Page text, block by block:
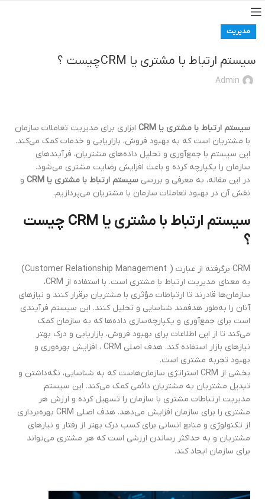
مدیریت
سیستم ارتباط با مشتری یا CRMچیست ؟
Admin
سیستم ارتباط با مشتری یا CRM
ابزاری برای مدیریت تعاملات سازمان
با مشتریان است که به بهبود فروش، بازاریابی و خدمات کمک می‌کند.
این سیستم با جمع‌آوری و تحلیل داده‌های مشتریان، فرآیندهای
سازمان را یکپارچه کرده و باعث افزایش رضایت مشتری می‌شود.
در این مقاله، به معرفی و بررسی سیستم ارتباط با مشتری یا CRM
و
نقش آن در بهبود تعاملات سازمان با مشتریان می‌پردازیم.
سیستم ارتباط با مشتری یا
چیست
؟
CRM برگرفته از عبارت ( Customer Relationship Management)
به معنای مدیریت ارتباط با مشتری است. با استفاده از CRM،
سازمان‌ها قادرند تا ارتباطات مؤثری با مشتریان برقرار کنند و نیازهای
آنان را به‌طور هدفمند شناسایی و تحلیل کنند. این سیستم فرآیندی
است برای جمع‌آوری و یکپارچه‌سازی داده‌ها که به سازمان کمک
می‌کند تا از این اطلاعات برای بهبود فروش، بازاریابی و درک بهتر
نیازهای بازار استفاده کند. هدف اصلی CRM ، افزایش بهره‌وری و
بهبود تجربه مشتری است.
بخشی از CRM استراتژی سازمان‌هاست که به شناسایی، نگه‌داشتن و
تبدیل مشتریان به مشتریان دائمی کمک می‌کند. این سیستم
مدیریت ارتباطات مشتری با سازمان را تسهیل کرده و ارزش هر
مشتری را برای سازمان افزایش می‌دهد. هدف اصلی CRM بهره‌برداری
از تکنولوژی و منابع انسانی برای کسب درک بهتر از رفتار و نیازهای
مشتریان و به حداکثر رساندن ارزشی است که هر مشتری می‌تواند
برای سازمان ایجاد کند.